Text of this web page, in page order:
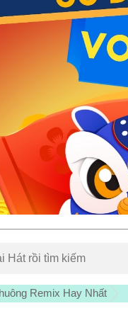
Remix Hay Nhất